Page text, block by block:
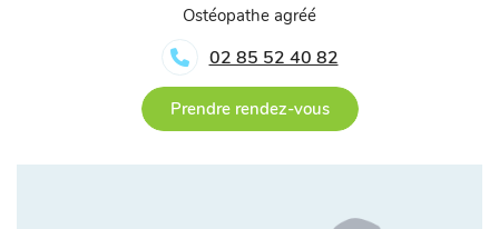
Ostéopathe agréé
02 85 52 40 82
Prendre rendez-vous